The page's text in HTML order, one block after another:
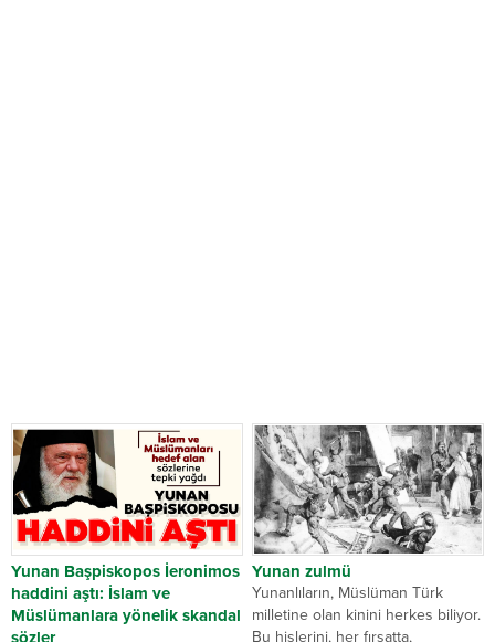
Yunan Başpiskopos İeronimos
haddini aştı: İslam ve
Müslümanlara yönelik skandal
sözler
Yunan zulmü
Yunanlıların, Müslüman Türk
milletine olan kinini herkes biliyor.
Bu hislerini, her fırsatta,